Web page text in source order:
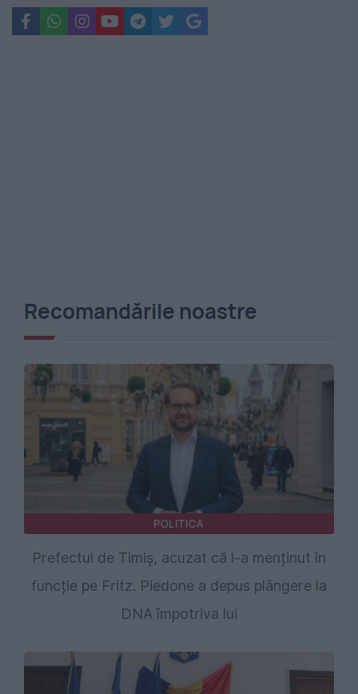
Recomandările noastre
POLITICA
Prefectul de Timiș, acuzat că l-a menținut în
funcție pe Fritz. Piedone a depus plângere la
DNA împotriva lui